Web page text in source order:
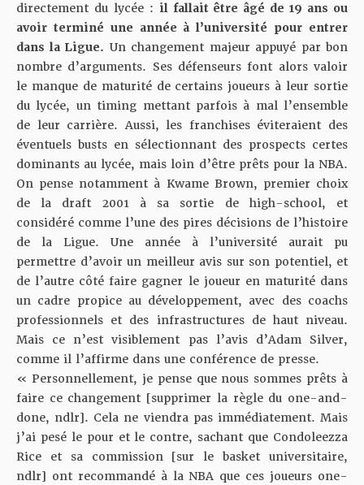
directement du lycée : il fallait être âgé de 19 ans ou
avoir terminé une année à l’université pour entrer
dans la Ligue. Un changement majeur appuyé par bon
nombre d’arguments. Ses défenseurs font alors valoir
le manque de maturité de certains joueurs à leur sortie
du lycée, un timing mettant parfois à mal l’ensemble
de leur carrière. Aussi, les franchises éviteraient des
éventuels busts en sélectionnant des prospects certes
dominants au lycée, mais loin d’être prêts pour la NBA.
On pense notamment à Kwame Brown, premier choix
de la draft 2001 à sa sortie de high-school, et
considéré comme l’une des pires décisions de l’histoire
de la Ligue. Une année à l’université aurait pu
permettre d’avoir un meilleur avis sur son potentiel, et
de l’autre côté faire gagner le joueur en maturité dans
un cadre propice au développement, avec des coachs
professionnels et des infrastructures de haut niveau.
Mais ce n’est visiblement pas l’avis d’Adam Silver,
comme il l’affirme dans une conférence de presse.
« Personnellement, je pense que nous sommes prêts à
faire ce changement [supprimer la règle du one-and-
done, ndlr]. Cela ne viendra pas immédiatement. Mais
j’ai pesé le pour et le contre, sachant que Condoleezza
Rice et sa commission [sur le basket universitaire,
ndlr] ont recommandé à la NBA que ces joueurs one-